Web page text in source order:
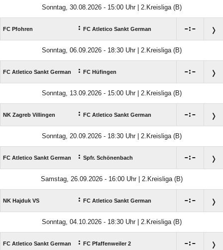
Sonntag, 30.08.2026 - 15:00 Uhr | 2.Kreisliga (B)
FC Pfohren : FC Atletico Sankt German :
Sonntag, 06.09.2026 - 18:30 Uhr | 2.Kreisliga (B)
FC Atletico Sankt German : FC Hüfingen :
Sonntag, 13.09.2026 - 15:00 Uhr | 2.Kreisliga (B)
NK Zagreb Villingen : FC Atletico Sankt German :
Sonntag, 20.09.2026 - 18:30 Uhr | 2.Kreisliga (B)
FC Atletico Sankt German : Spfr. Schönenbach :
Samstag, 26.09.2026 - 16:00 Uhr | 2.Kreisliga (B)
NK Hajduk VS : FC Atletico Sankt German :
Sonntag, 04.10.2026 - 18:30 Uhr | 2.Kreisliga (B)
FC Atletico Sankt German : FC Pfaffenweiler 2 :